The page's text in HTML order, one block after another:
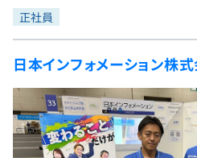
インターン
新卒エージェント
イベント・セミナー
インタビュー
問題集
4択課題
ナレッジ
リファレンス
プログラミング言語
評価結果一覧
再チャレンジ結果一覧
ゲーム・マンガ
Tech Team Journal
paiza times
paizaとは？
正社員
日本インフォメーション株